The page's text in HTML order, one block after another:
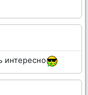
интересно